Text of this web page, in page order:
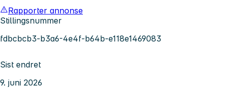
Rapporter annonse
Stillingsnummer
fdbcbcb3-b3a6-4e4f-b64b-e118e1469083
Sist endret
9. juni 2026